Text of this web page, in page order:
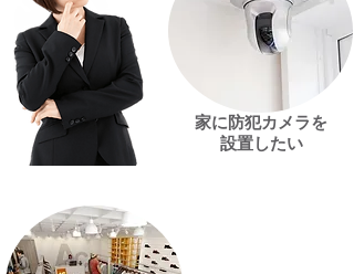
家に防犯カメラを
設置したい